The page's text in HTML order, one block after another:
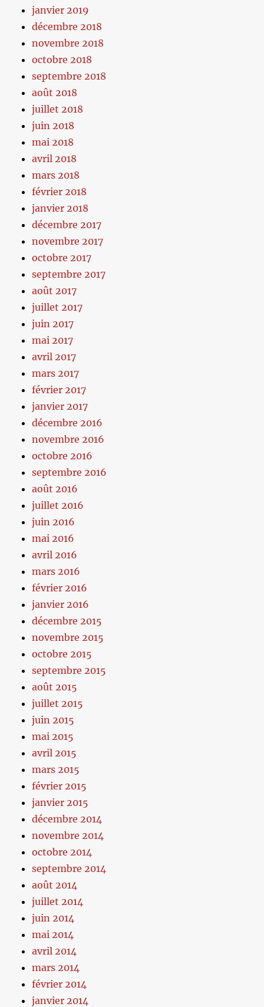
janvier 2019
décembre 2018
novembre 2018
octobre 2018
septembre 2018
août 2018
juillet 2018
juin 2018
mai 2018
avril 2018
mars 2018
février 2018
janvier 2018
décembre 2017
novembre 2017
octobre 2017
septembre 2017
août 2017
juillet 2017
juin 2017
mai 2017
avril 2017
mars 2017
février 2017
janvier 2017
décembre 2016
novembre 2016
octobre 2016
septembre 2016
août 2016
juillet 2016
juin 2016
mai 2016
avril 2016
mars 2016
février 2016
janvier 2016
décembre 2015
novembre 2015
octobre 2015
septembre 2015
août 2015
juillet 2015
juin 2015
mai 2015
avril 2015
mars 2015
février 2015
janvier 2015
décembre 2014
novembre 2014
octobre 2014
septembre 2014
août 2014
juillet 2014
juin 2014
mai 2014
avril 2014
mars 2014
février 2014
janvier 2014